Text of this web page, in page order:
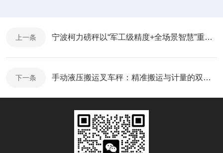
上一条 宁波柯力磅秤以“军工级精度+全场景智慧”重新定义工业称重
下一条 手动液压搬运叉车秤：精准搬运与计量的双重优势